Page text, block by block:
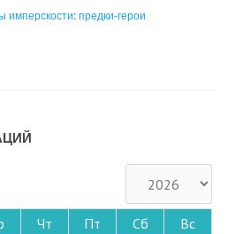
имперскости: предки-герои
Чт Пт Сб Вс